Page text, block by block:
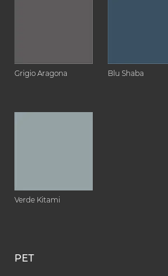
Grigio Aragona Blu Shaba
Verde Kitami
PET